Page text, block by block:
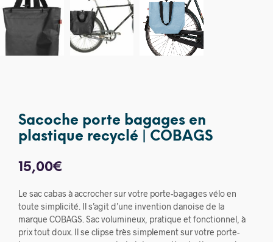
Sacoche porte bagages en
plastique recyclé | COBAGS
15,00€
Le sac cabas à accrocher sur votre porte-bagages vélo en
toute simplicité. Il s’agit d’une invention danoise de la
marque COBAGS. Sac volumineux, pratique et fonctionnel, à
prix tout doux. Il se clipse très simplement sur votre porte-